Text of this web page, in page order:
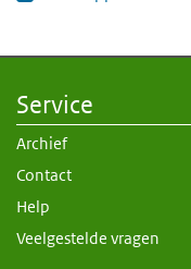
Service
Archief
Contact
Help
Veelgestelde vragen